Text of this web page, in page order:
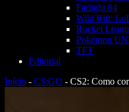
Farlight 84
Wild Rift:
Rocket
Pokémon
TFT
Editorial
Início - CS:GO - CS2: Como